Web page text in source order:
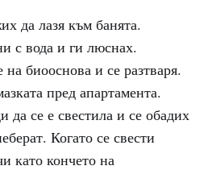
да лазя към банята.
с вода и ги люснах.
биооснова и се разтваря.
пред апартамента.
се е свестила и се обадих
Когато се свести
като кончето на